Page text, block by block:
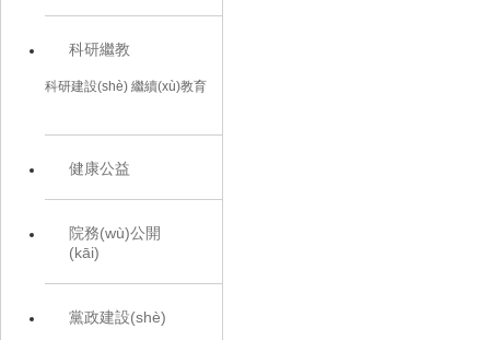
科研繼教
科研建設(shè) 繼續(xù)教育
健康公益
院務(wù)公開
(kāi)
黨政建設(shè)